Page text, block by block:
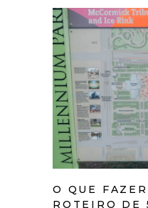
O QUE
ROTEIRO DE